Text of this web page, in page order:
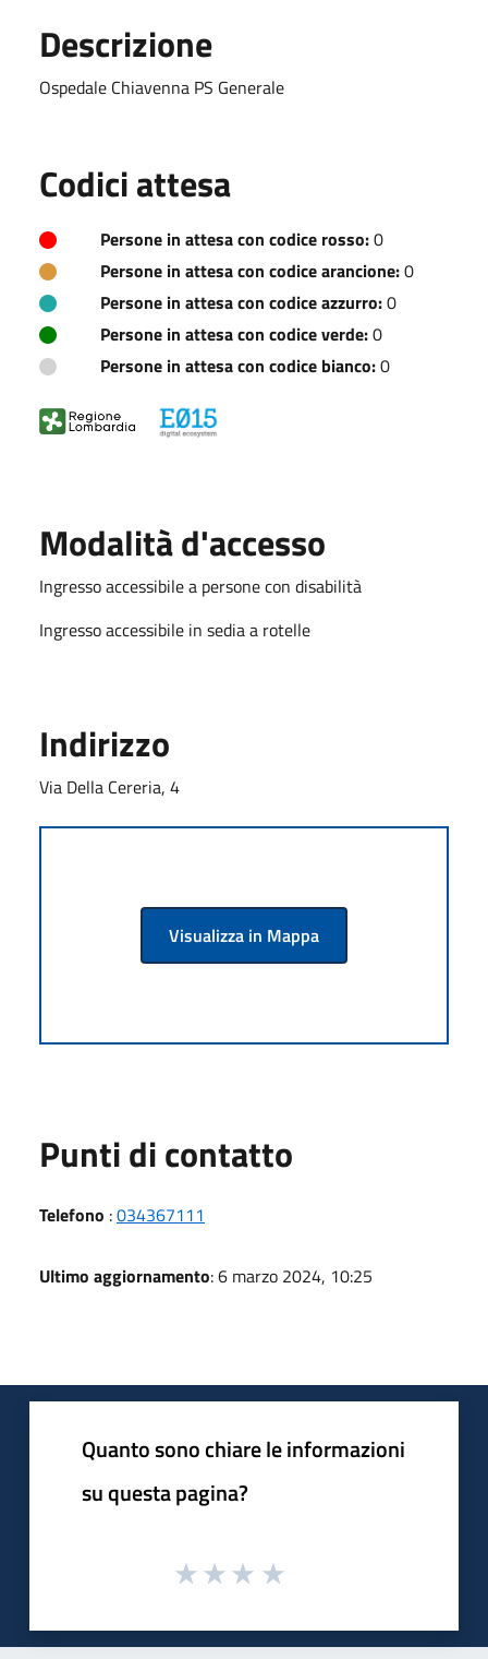
Descrizione
Ospedale Chiavenna PS Generale
Codici attesa
Persone in attesa con codice rosso:0
Persone in attesa con codice arancione:0
Persone in attesa con codice azzurro:0
Persone in attesa con codice verde:0
Persone in attesa con codice bianco:0
Modalità d'accesso
Ingresso accessibile a persone con disabilità
Ingresso accessibile in sedia a rotelle
Indirizzo
Via Della Cereria, 4
Visualizza in Mappa
Punti di contatto
Telefono :034367111
Ultimo aggiornamento: 6 marzo 2024, 10:25
Quanto sono chiare le informazioni
su questa pagina?